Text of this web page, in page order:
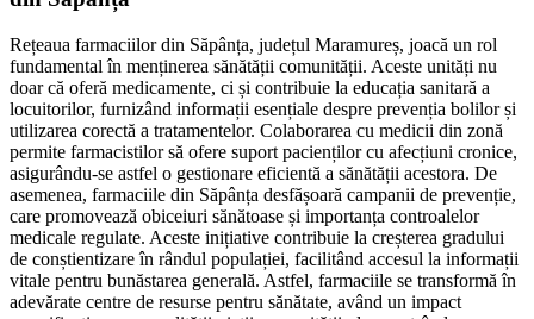
Rețeaua farmaciilor din Săpânța, județul Maramureș, joacă un rol
fundamental în menținerea sănătății comunității. Aceste unități nu
doar că oferă medicamente, ci și contribuie la educația sanitară a
locuitorilor, furnizând informații esențiale despre prevenția bolilor și
utilizarea corectă a tratamentelor. Colaborarea cu medicii din zonă
permite farmacistilor să ofere suport pacienților cu afecțiuni cronice,
asigurându-se astfel o gestionare eficientă a sănătății acestora. De
asemenea, farmaciile din Săpânța desfășoară campanii de prevenție,
care promovează obiceiuri sănătoase și importanța controalelor
medicale regulate. Aceste inițiative contribuie la creșterea gradului
de conștientizare în rândul populației, facilitând accesul la informații
vitale pentru bunăstarea generală. Astfel, farmaciile se transformă în
adevărate centre de resurse pentru sănătate, având un impact